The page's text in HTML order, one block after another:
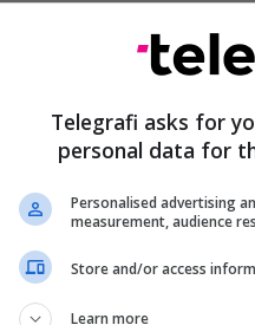
më të madhe
kanë 22 fëmijë
pandemisë
familjes gjenden të
në SHBA
Telegrafi asks for
personal data for
Personalised advertising
measurement, audience
Store and/or access
Learn more